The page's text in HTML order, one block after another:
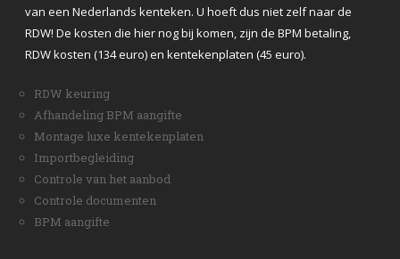
van een Nederlands kenteken. U hoeft dus niet zelf naar de
RDW! De kosten die hier nog bij komen, zijn de BPM betaling,
RDW kosten (134 euro) en kentekenplaten (45 euro).
RDW keuring
Afhandeling BPM aangifte
Montage luxe kentekenplaten
Importbegleiding
Controle van het aanbod
Controle documenten
BPM aangifte